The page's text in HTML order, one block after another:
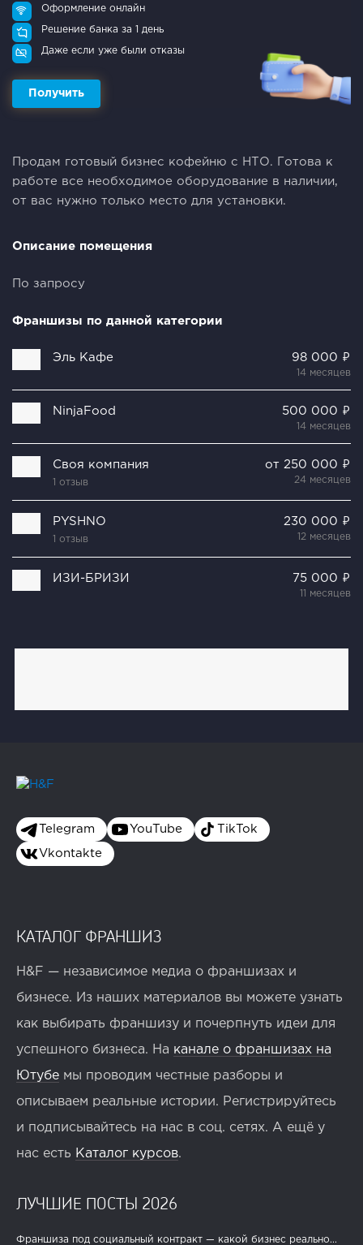
Оформление онлайн
Решение банка за 1 день
Даже если уже были отказы
Получить
Продам готовый бизнес кофейню с НТО. Готова к
работе все необходимое оборудование в наличии,
от вас нужно только место для установки.
Описание помещения
По запросу
Франшизы по данной категории
Эль Кафе 98 000 ₽
14 месяцев
NinjaFood 500 000 ₽
14 месяцев
Своя компания
1 отзыв
от 250 000 ₽
24 месяцев
PYSHNO
1 отзыв
230 000 ₽
12 месяцев
ИЗИ-БРИЗИ 75 000 ₽
11 месяцев
Telegram YouTube TikTok
Vkontakte
КАТАЛОГ ФРАНШИЗ
H&F — независимое медиа о франшизах и
бизнесе. Из наших материалов вы можете узнать
как выбирать франшизу и почерпнуть идеи для
успешного бизнеса. На канале о франшизах на
Ютубе мы проводим честные разборы и
описываем реальные истории. Регистрируйтесь
и подписывайтесь на нас в соц. сетях. А ещё у
нас есть Каталог курсов.
ЛУЧШИЕ ПОСТЫ 2026
Франшиза под социальный контракт — какой бизнес реально...